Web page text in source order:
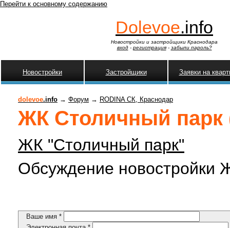
Перейти к основному содержанию
Dolevoe.info
Новостройки и застройщики Краснодара
вход- регистрация- забыли пароль?
Новостройки Застройщики Заявки на
dolevoe.info → Форум → RODINA СК, Краснодар
ЖК Столичный парк
ЖК "Столичный парк"
Обсуждение новостройки
Ваше имя *